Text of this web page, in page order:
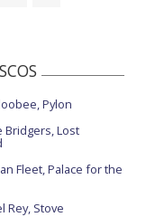
Pylon
Bridgers, Lost
Fleet, Palace for the
Rey, Stove